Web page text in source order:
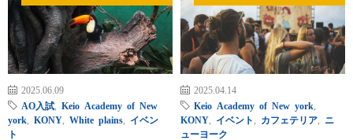
2025.06.09
AO入試
Keio Academy of New
york
KONY White plains
イベン
ト
2025.04.14
Keio Academy of New york
KONY
イベント カフェテリア
ニ
ューヨーク